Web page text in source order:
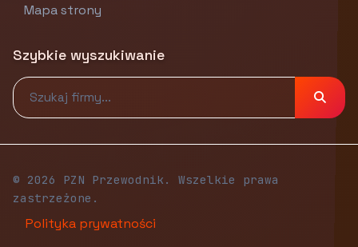
Mapa strony
Szybkie wyszukiwanie
© 2026 PZN Przewodnik. Wszelkie prawa
zastrzeżone.
Polityka prywatności